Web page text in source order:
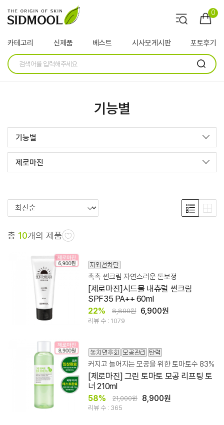
0
카테고리 신제품 베스트 시사모게시판 포토후기
기능별
기능별
제로마진
총 10개의 제품
촉촉 썬크림 자연스러운 톤보정
[제로마진]시드물 내츄럴 썬크림
SPF35 PA++ 60ml
22% 8,800원 6,900원
리뷰 수 : 1079
커지고 늘어지는 모공을 위한 토마토수 83%
[제로마진] 그린 토마토 모공 리프팅 토
너 210ml
58% 21,000원 8,900원
리뷰 수 : 365